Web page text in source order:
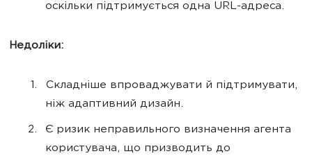
оскільки підтримується одна URL-адреса.
Недоліки:
Складніше впроваджувати й підтримувати,
ніж адаптивний дизайн.
Є ризик неправильного визначення агента
користувача, що призводить до